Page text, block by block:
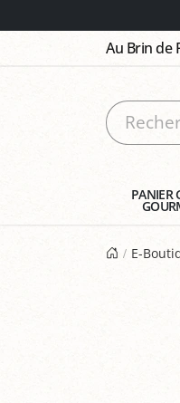
Au Brin de
PANIER
E-